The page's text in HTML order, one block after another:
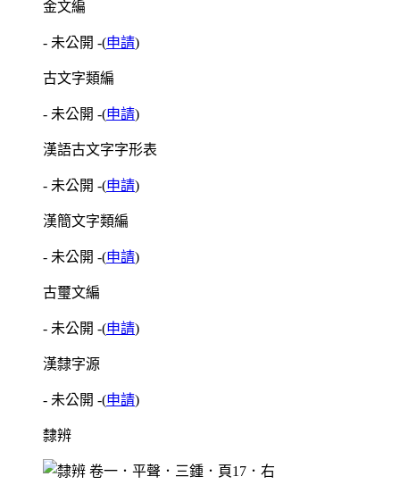
金文編
- 未公開 -(申請)
古文字類編
- 未公開 -(申請)
漢語古文字字形表
- 未公開 -(申請)
漢簡文字類編
- 未公開 -(申請)
古璽文編
- 未公開 -(申請)
漢隸字源
- 未公開 -(申請)
隸辨